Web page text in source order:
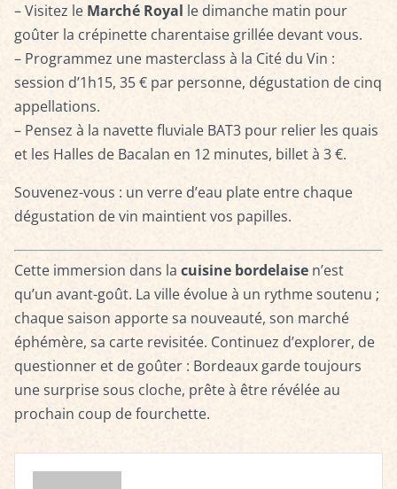
– Visitez le Marché Royal le dimanche matin pour
goûter la crépinette charentaise grillée devant vous.
– Programmez une masterclass à la Cité du Vin :
session d’1h15, 35 € par personne, dégustation de cinq
appellations.
– Pensez à la navette fluviale BAT3 pour relier les quais
et les Halles de Bacalan en 12 minutes, billet à 3 €.
Souvenez-vous : un verre d’eau plate entre chaque
dégustation de vin maintient vos papilles.
Cette immersion dans la cuisine bordelaise n’est
qu’un avant-goût. La ville évolue à un rythme soutenu ;
chaque saison apporte sa nouveauté, son marché
éphémère, sa carte revisitée. Continuez d’explorer, de
questionner et de goûter : Bordeaux garde toujours
une surprise sous cloche, prête à être révélée au
prochain coup de fourchette.